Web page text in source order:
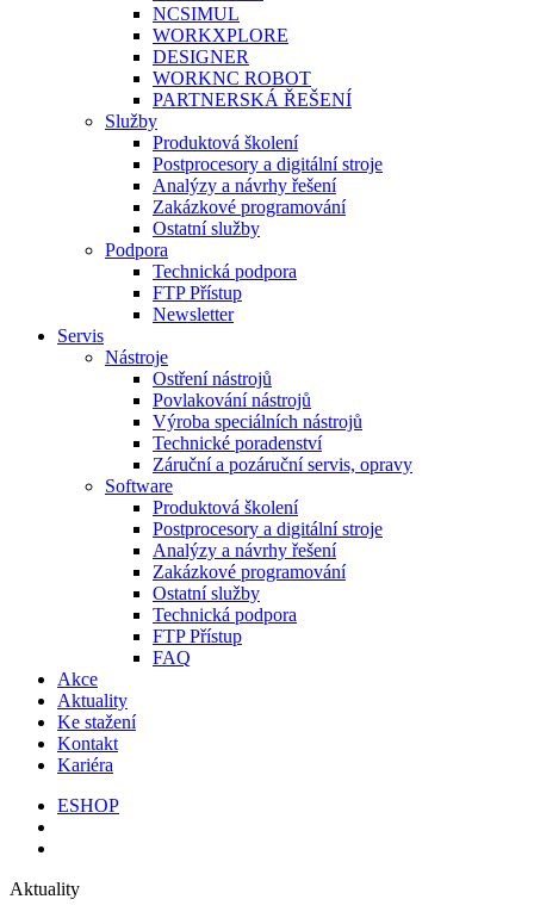
NCSIMUL
WORKXPLORE
DESIGNER
WORKNC ROBOT
PARTNERSKÁ ŘEŠENÍ
Služby
Produktová školení
Postprocesory a digitální stroje
Analýzy a návrhy řešení
Zakázkové programování
Ostatní služby
Podpora
Technická podpora
FTP Přístup
Newsletter
Servis
Nástroje
Ostření nástrojů
Povlakování nástrojů
Výroba speciálních nástrojů
Technické poradenství
Záruční a pozáruční servis, opravy
Software
Produktová školení
Postprocesory a digitální stroje
Analýzy a návrhy řešení
Zakázkové programování
Ostatní služby
Technická podpora
FTP Přístup
FAQ
Akce
Aktuality
Ke stažení
Kontakt
Kariéra
ESHOP
Aktuality